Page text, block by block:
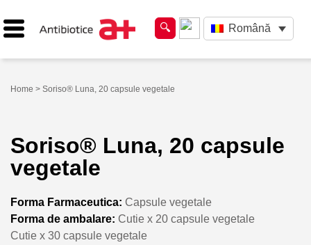
Română
Home > Soriso® Luna, 20 capsule vegetale
Soriso® Luna, 20 capsule
vegetale
Forma Farmaceutica: Capsule vegetale
Forma de ambalare: Cutie x 20 capsule vegetale
Cutie x 30 capsule vegetale